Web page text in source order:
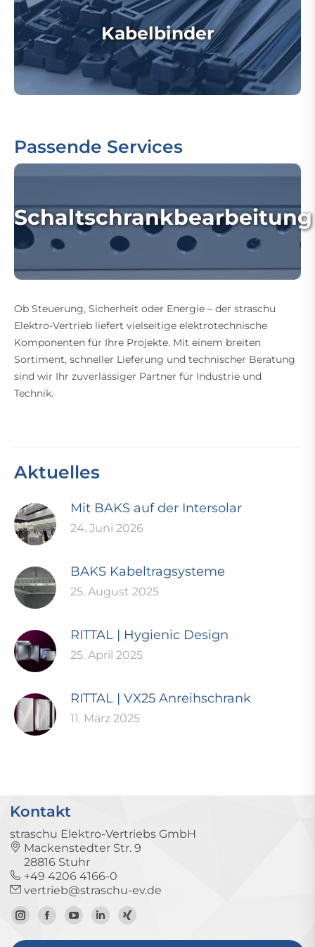
Kabelbinder
Passende Services
Schaltschrankbearbeitung
Ob Steuerung, Sicherheit oder Energie – der straschu
Elektro-Vertrieb liefert vielseitige elektrotechnische
Komponenten für Ihre Projekte. Mit einem breiten
Sortiment, schneller Lieferung und technischer Beratung
sind wir Ihr zuverlässiger Partner für Industrie und
Technik.
Aktuelles
Mit BAKS auf der Intersolar
24. Juni 2026
BAKS Kabeltragsysteme
25. August 2025
RITTAL | Hygienic Design
25. April 2025
RITTAL | VX25 Anreihschrank
11. März 2025
Kontakt
straschu Elektro-Vertriebs GmbH
Mackenstedter Str. 9
28816 Stuhr
+49 4206 4166-0
vertrieb@straschu-ev.de
Zum
Instagram-
Zur
Facebook-
Zum
YouTube-
Zum
LinkedIn-
Zum
Xing-